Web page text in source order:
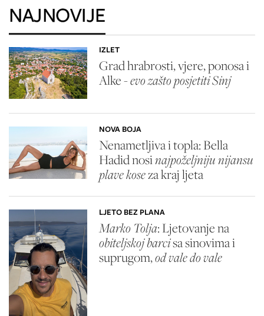
NAJNOVIJE
IZLET
Grad hrabrosti, vjere, ponosa i
Alke -evo zašto posjetiti Sinj
NOVA BOJA
Nenametljiva i topla: Bella
Hadid nosinajpoželjniju nijansu
plave koseza kraj ljeta
LJETO BEZ PLANA
Marko Tolja: Ljetovanje na
obiteljskoj barcisa sinovima i
suprugom,od vale do vale